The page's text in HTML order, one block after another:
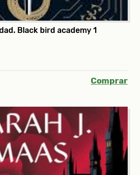
Black bird academy 1
Comprar